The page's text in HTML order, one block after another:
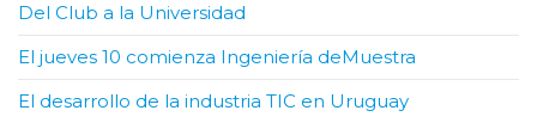
Del Club a la Universidad
El jueves 10 comienza Ingeniería deMuestra
El desarrollo de la industria TIC en Uruguay